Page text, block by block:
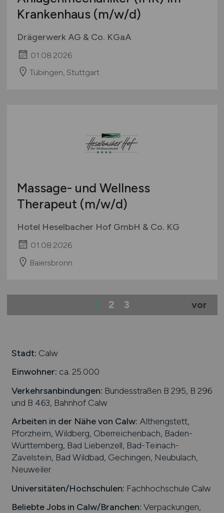
Krankenhaus (m/w/d)
Drägerwerk AG & Co. KGaA
01.08.2026
Tübingen, Stuttgart
Massage- und Wellness
Therapeut (m/w/d)
Hotel Heselbacher Hof GmbH & Co. KG
01.08.2026
Baiersbronn
1 2 3 vor
Stadt: Calw
Einwohner: ca. 25.000
Verkehrsanbindungen: Bundesstraßen B 295, B 296
und B 463, Bahnhof Calw
Arbeiten in der Nähe von Calw: Althengstett,
Pforzheim, Wildberg, Oberreichenbach, Baden-
Württemberg, Bad Liebenzell, Bad-Teinach-
Zavelstein, Bad Wildbad, Gechingen, Neubulach,
Neuweiler
Universitäten/Hochschulen: Fachhochschule Calw
Beliebte Jobs in Calw/Branchen: Verpackungen,